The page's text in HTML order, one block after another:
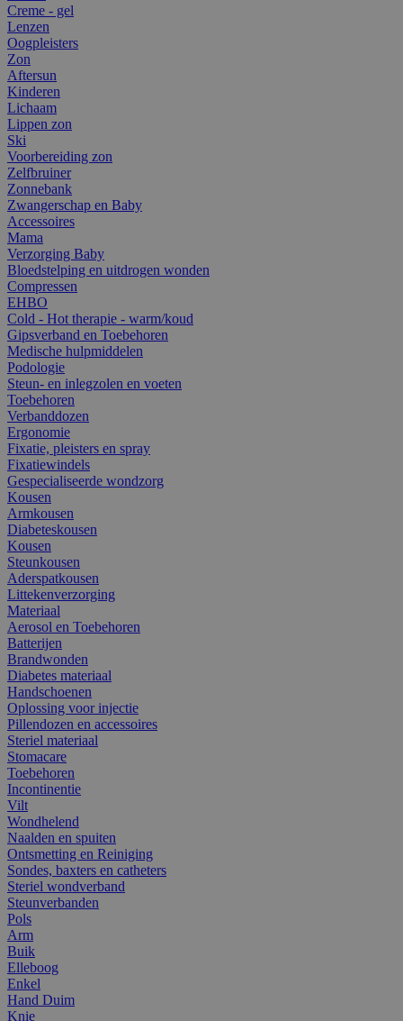
Creme - gel
Lenzen
Oogpleisters
Zon
Aftersun
Kinderen
Lichaam
Lippen zon
Ski
Voorbereiding zon
Zelfbruiner
Zonnebank
Zwangerschap en Baby
Accessoires
Mama
Verzorging Baby
Bloedstelping en uitdrogen wonden
Compressen
EHBO
Cold - Hot therapie - warm/koud
Gipsverband en Toebehoren
Medische hulpmiddelen
Podologie
Steun- en inlegzolen en voeten
Toebehoren
Verbanddozen
Ergonomie
Fixatie, pleisters en spray
Fixatiewindels
Gespecialiseerde wondzorg
Kousen
Armkousen
Diabeteskousen
Kousen
Steunkousen
Aderspatkousen
Littekenverzorging
Materiaal
Aerosol en Toebehoren
Batterijen
Brandwonden
Diabetes materiaal
Handschoenen
Oplossing voor injectie
Pillendozen en accessoires
Steriel materiaal
Stomacare
Toebehoren
Incontinentie
Vilt
Wondhelend
Naalden en spuiten
Ontsmetting en Reiniging
Sondes, baxters en catheters
Steriel wondverband
Steunverbanden
Pols
Arm
Buik
Elleboog
Enkel
Hand Duim
Knie